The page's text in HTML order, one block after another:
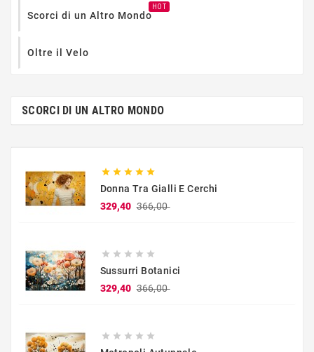
Scorci di un Altro Mondo
HOT
Oltre il Velo
SCORCI DI UN ALTRO MONDO
    
Donna Tra Gialli E Cerchi
329,40 366,00
    
Sussurri Botanici
329,40 366,00
    